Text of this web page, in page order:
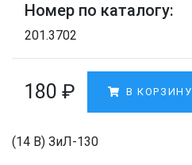
Номер по каталогу:
201.3702
180 ₽ В КОРЗИНУ
(14 В) ЗиЛ-130